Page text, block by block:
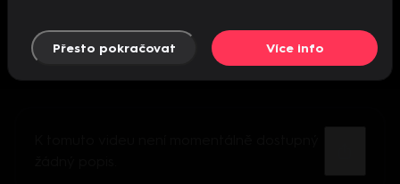
Přesto pokračovat Více info